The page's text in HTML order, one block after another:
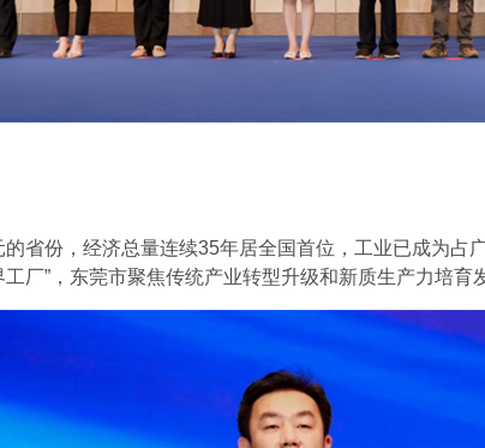
份，经济总量连续35年居全国首位，工业已成为占
厂”，东莞市聚焦传统产业转型升级和新质生产力培